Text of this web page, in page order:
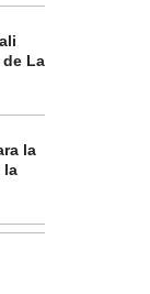
La
la
la